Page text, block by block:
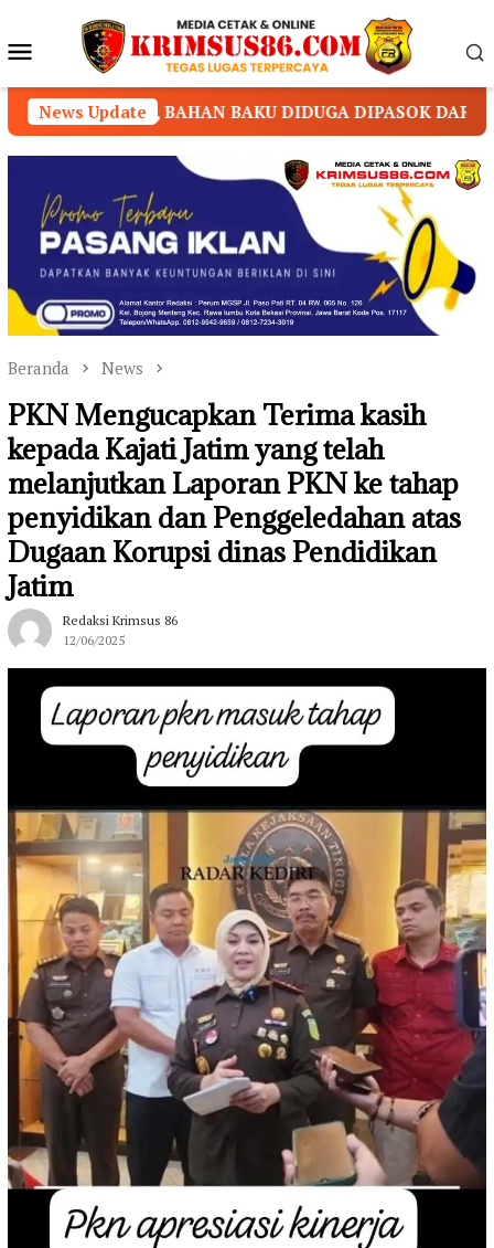
konten Menu
Mobile
News Update
DIDUGA DIPASOK DARI KAMBOJA RSUD
Beranda News
PKN Mengucapkan Terima kasih
kepada Kajati Jatim yang telah
melanjutkan Laporan PKN ke tahap
penyidikan dan Penggeledahan atas
Dugaan Korupsi dinas Pendidikan
Jatim
Redaksi Krimsus 86
12/06/2025